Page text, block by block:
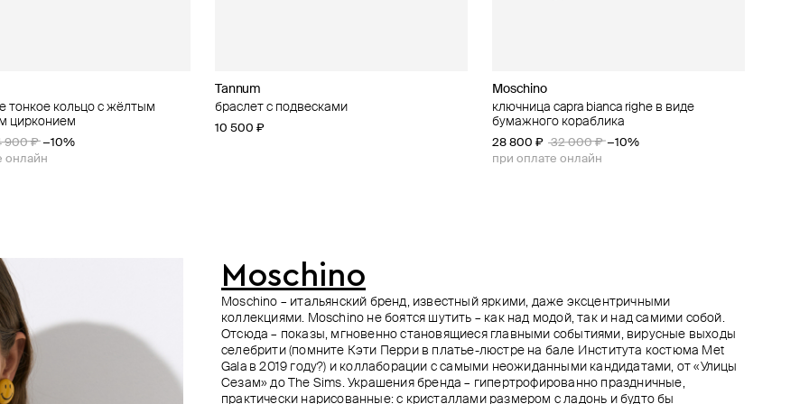
тонкое кольцо с жёлтым
цирконием
900 ₽ −10%
онлайн
Tannum
браслет с подвесками
10 500 ₽
Moschino
ключница capra bianca righe в виде
бумажного кораблика
28 800 ₽ 32 000 ₽ −10%
при оплате онлайн
cocco nero
000 ₽
−20%
онлайн
Panfil
ободок из золотой парчи с розовым
переливом
Panfil
золотистый ободок
12 000 ₽
значков moschino
000 ₽ −40%
онлайн
Moschino
набор из 5 значков moschino
13 500 ₽
TATI YORK
золотистое колье-цепь с разноцветными
вставками
8 320 ₽ 10 400 ₽ −20%
при оплате онлайн
камней с
жемчугом chewy
Fiore di Firenze
серьги-кольца segreti dell'oceano из латуни
с подвеской с фианитом
Leo Lee
колье из разноцветных камней с
культивированным жемчугом fairy wood
10 200 ₽
Moschino
Moschino – итальянский бренд, известный яркими, даже эксцентричными
коллекциями. Moschino не боятся шутить – как над модой, так и над самими собой.
Отсюда – показы, мгновенно становящиеся главными событиями, вирусные выходы
селебрити (помните Кэти Перри в платье-люстре на бале Института костюма Met
Gala в 2019 году?) и коллаборации с самыми неожиданными кандидатами, от «Улицы
Сезам» до The Sims. Украшения бренда – гипертрофированно праздничные,
практически нарисованные: с кристаллами размером с ладонь и будто бы